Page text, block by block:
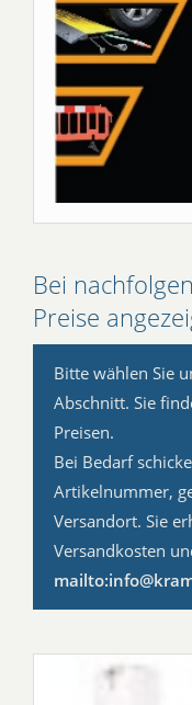
Bei
Preise
Bitte wählen Sie
Abschnitt. Sie
Preisen.
Bei Bedarf
Artikelnummer,
Versandort. Sie
Versandkosten